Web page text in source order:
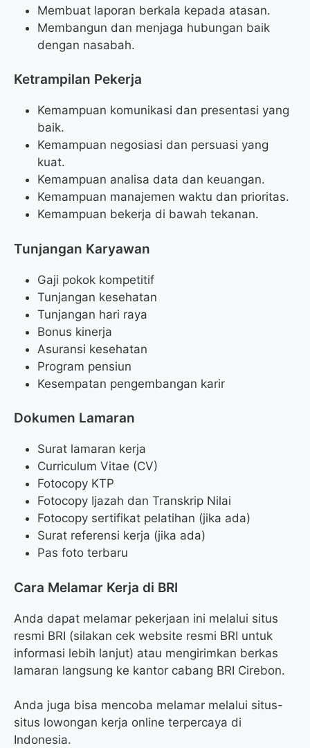
Membuat laporan berkala kepada atasan.
Membangun dan menjaga hubungan baik
dengan nasabah.
Ketrampilan Pekerja
Kemampuan komunikasi dan presentasi yang
baik.
Kemampuan negosiasi dan persuasi yang
kuat.
Kemampuan analisa data dan keuangan.
Kemampuan manajemen waktu dan prioritas.
Kemampuan bekerja di bawah tekanan.
Tunjangan Karyawan
Gaji pokok kompetitif
Tunjangan kesehatan
Tunjangan hari raya
Bonus kinerja
Asuransi kesehatan
Program pensiun
Kesempatan pengembangan karir
Dokumen Lamaran
Surat lamaran kerja
Curriculum Vitae (CV)
Fotocopy KTP
Fotocopy Ijazah dan Transkrip Nilai
Fotocopy sertifikat pelatihan (jika ada)
Surat referensi kerja (jika ada)
Pas foto terbaru
Cara Melamar Kerja di BRI
Anda dapat melamar pekerjaan ini melalui situs
resmi BRI (silakan cek website resmi BRI untuk
informasi lebih lanjut) atau mengirimkan berkas
lamaran langsung ke kantor cabang BRI Cirebon.
Anda juga bisa mencoba melamar melalui situs-
situs lowongan kerja online terpercaya di
Indonesia.